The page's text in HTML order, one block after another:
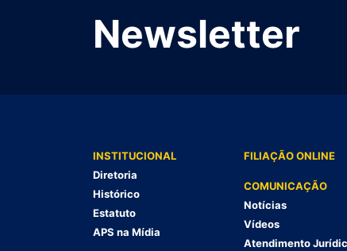
Newsletter
INSTITUCIONAL
Diretoria
Histórico
Estatuto
APS na Mídia
FILIAÇÃO ONLINE
COMUNICAÇÃO
Notícias
Vídeos
Atendimento